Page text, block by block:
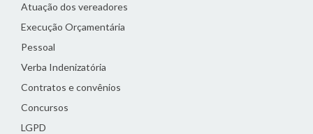
Atuação dos vereadores
Execução Orçamentária
Pessoal
Verba Indenizatória
Contratos e convênios
Concursos
LGPD